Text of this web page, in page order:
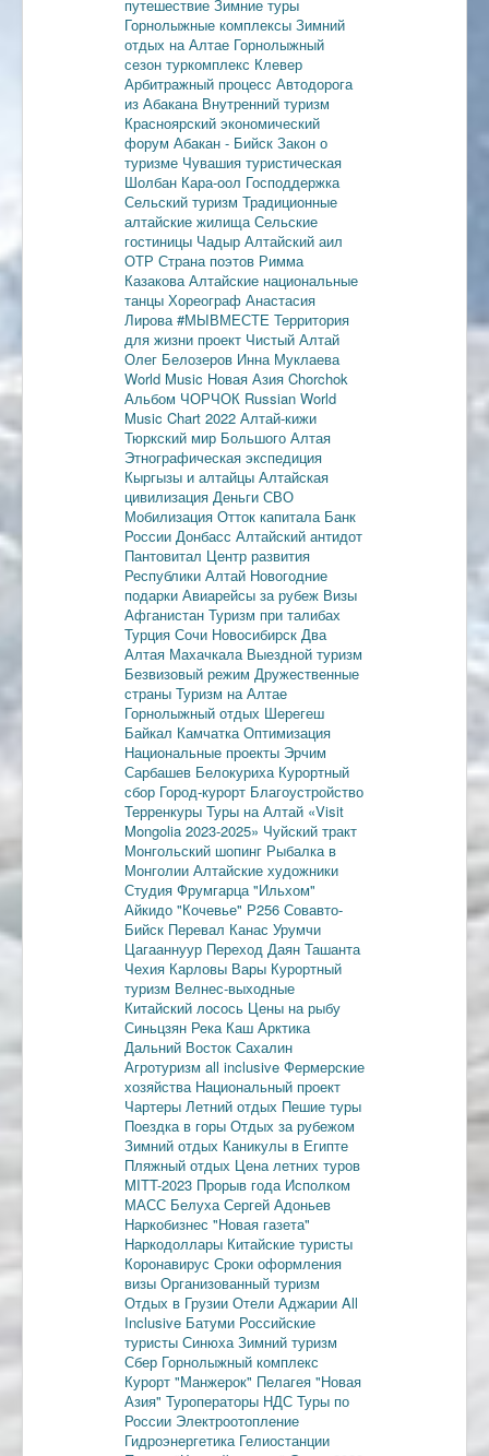
путешествие Зимние туры
Горнолыжные комплексы Зимний
отдых на Алтае Горнолыжный
сезон туркомплекс Клевер
Арбитражный процесс Автодорога
из Абакана Внутренний туризм
Красноярский экономический
форум Абакан - Бийск Закон о
туризме Чувашия туристическая
Шолбан Кара-оол Господдержка
Сельский туризм Традиционные
алтайские жилища Сельские
гостиницы Чадыр Алтайский аил
ОТР Страна поэтов Римма
Казакова Алтайские национальные
танцы Хореограф Анастасия
Лирова #МЫВМЕСТЕ Территория
для жизни проект Чистый Алтай
Олег Белозеров Инна Муклаева
World Music Новая Азия Chorchok
Альбом ЧОРЧОК Russian World
Music Chart 2022 Алтай-кижи
Тюркский мир Большого Алтая
Этнографическая экспедиция
Кыргызы и алтайцы Алтайская
цивилизация Деньги СВО
Мобилизация Отток капитала Банк
России Донбасс Алтайский антидот
Пантовитал Центр развития
Республики Алтай Новогодние
подарки Авиарейсы за рубеж Визы
Афганистан Туризм при талибах
Турция Сочи Новосибирск Два
Алтая Махачкала Выездной туризм
Безвизовый режим Дружественные
страны Туризм на Алтае
Горнолыжный отдых Шерегеш
Байкал Камчатка Оптимизация
Национальные проекты Эрчим
Сарбашев Белокуриха Курортный
сбор Город-курорт Благоустройство
Терренкуры Туры на Алтай «Visit
Mongolia 2023-2025» Чуйский тракт
Монгольский шопинг Рыбалка в
Монголии Алтайские художники
Студия Фрумгарца "Ильхом"
Айкидо "Кочевье" Р256 Совавто-
Бийск Перевал Канас Урумчи
Цагааннуур Переход Даян Ташанта
Чехия Карловы Вары Курортный
туризм Велнес-выходные
Китайский лосось Цены на рыбу
Синьцзян Река Каш Арктика
Дальний Восток Сахалин
Агротуризм all inclusive Фермерские
хозяйства Национальный проект
Чартеры Летний отдых Пешие туры
Поездка в горы Отдых за рубежом
Зимний отдых Каникулы в Египте
Пляжный отдых Цена летних туров
MITT-2023 Прорыв года Исполком
МАСС Белуха Сергей Адоньев
Наркобизнес "Новая газета"
Наркодоллары Китайские туристы
Коронавирус Сроки оформления
визы Организованный туризм
Отдых в Грузии Отели Аджарии All
Inclusive Батуми Российские
туристы Синюха Зимний туризм
Сбер Горнолыжный комплекс
Курорт "Манжерок" Пелагея "Новая
Азия" Туроператоры НДС Туры по
России Электроотопление
Гидроэнергетика Гелиостанции